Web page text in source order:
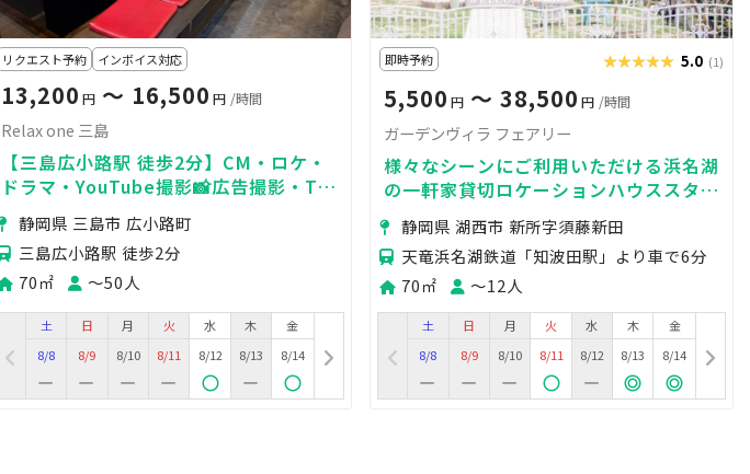
リクエスト予約 インボイス対応
13,200 円 〜 16,500 円 /時間
Relax one 三島
【三島広小路駅 徒歩2分】CM・ロケ・
ドラマ・YouTube撮影📸広告撮影・TV
収録🎥商品撮影・物撮り🌟MV・PV撮影
🍃静岡県 三島市 広小路町
三島広小路駅 徒歩2分
70㎡
〜50人
土
8/8
日
8/9
月
8/10
火
8/11
水
8/12
木
8/13
金
8/14
即時予約 ★★★★★
★★★★★5.0 (1)
5,500 円〜 38,500 円 /時間
ガーデンヴィラ フェアリー
様々なシーンにご利用いただける浜名湖
の一軒家貸切ロケーションハウススタジ
オです。 ガーデン、日本庭園、テラ
ス、リビング、和室など設備も充実。
静岡県 湖西市 新所字須藤新田
天竜浜名湖鉄道「知波田駅」より車で6分
70㎡
〜12人
土
8/8
日
8/9
月
8/10
火
8/11
水
8/12
木
8/13
金
8/14